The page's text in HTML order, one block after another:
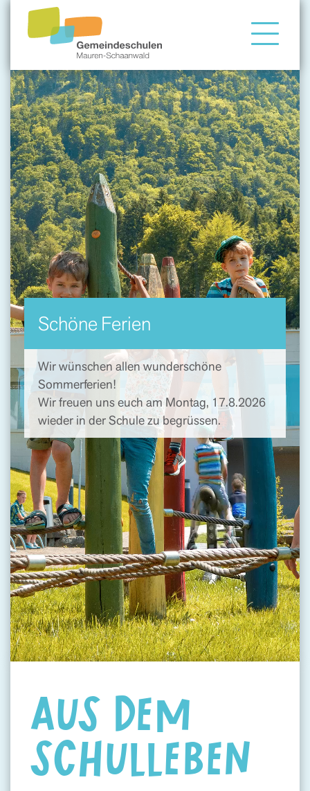
Gemeindeschule
Eltern
Angebote
Schöne Ferien
Wir wünschen allen wunderschöne
Sommerferien!
Wir freuen uns euch am Montag, 17.8.2026
wieder in der Schule zu begrüssen.
AUS DEM
SCHULLEBEN